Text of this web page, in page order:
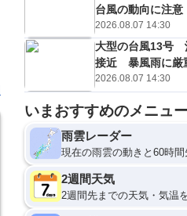
台風の動向に注意
2026.08.07 14:30
大型の台風13号
接近 暴風雨に厳
2026.08.07 14:30
いまおすすめのメニュー
雨雲レーダー
現在の雨雲の動きと60時間
2週間天気
2週間先までの天気・気温